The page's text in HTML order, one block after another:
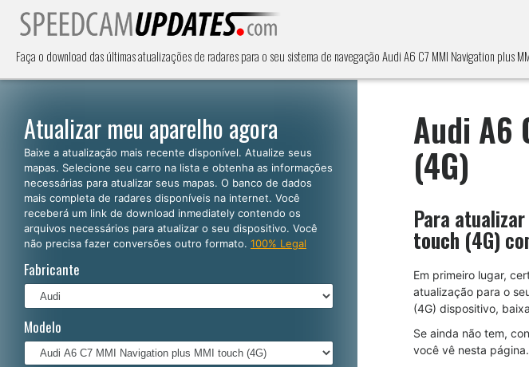
Faça o download das últimas atualizações de radares para o seu sistema de navegação Audi A6 C7 MMI Navigation
Atualizar meu aparelho agora
Baixe a atualização mais recente disponível. Atualize seus
mapas. Selecione seu carro na lista e obtenha as informações
necessárias para atualizar seus mapas. O banco de dados
mais completa de radares disponíveis na internet. Você
receberá um link de download inmediately contendo os
arquivos necessários para atualizar o seu dispositivo. Você
não precisa fazer conversões outro formato. 100% Legal
Fabricante
Modelo
Audi A6
(4G)
Para
touch (4G)
Em primeiro lugar,
atualização para o
(4G) dispositivo,
Se ainda não tem,
você vê nesta página.